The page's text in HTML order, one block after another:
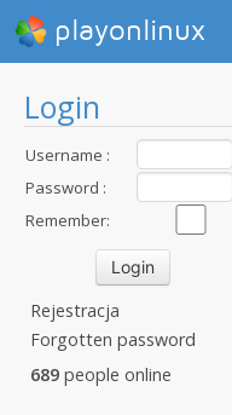
playonlinux
Login
Username :
Password :
Remember:
Rejestracja
Forgotten password
689 people online